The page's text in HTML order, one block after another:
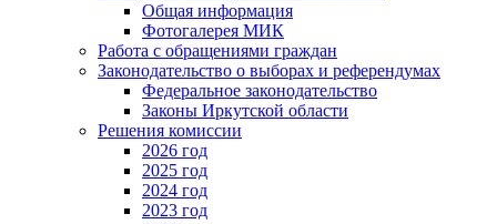
Общая информация
Фотогалерея МИК
Работа с обращениями граждан
Законодательство о выборах и референдумах
Федеральное законодательство
Законы Иркутской области
Решения комиссии
2026 год
2025 год
2024 год
2023 год